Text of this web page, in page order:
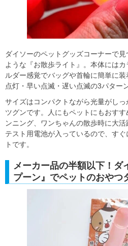
ダイソーのペットグッズコーナーで
ような『お散歩ライト』。本体には
ルダー感覚でバッグや首輪に簡単に
点灯・早い点滅・遅い点滅の3パター
サイズはコンパクトながら光量がし
ツグンです。人にもペットにもおす
ンニング、ワンちゃんの散歩時に大
テスト用電池が入っているので、す
トです。
メーカー品の半額以下！ダ
プーン』でペットのおやつ